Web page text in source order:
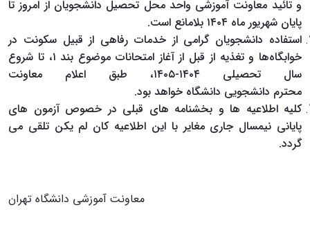
و تائید معاونت آموزشی واحد محل تحصیل دانشجویان از امروز تا
پایان شهریور ماه ۱۴۰۴ بلامانع است.
استفاده دانشجویان گرامی از خدمات رفاهی از قبیل سکونت در
خوابگاه‌ها و تغذیه از قبل از آغاز امتحانات موضوع بند ۱، تا شروع
سال تحصیلی ۱۴۰۴-۱۴۰۵، طبق اعلام معاونت
محترم دانشجویی دانشگاه خواهد بود.
کلیه اطلاعیه ها و بخشنامه های قبلی در خصوص آزمون های
پایانی نیمسال جاری مغایر با این اطلاعیه کان لم یکن تلقی می
گردد.
معاونت آموزشی دانشگاه تهران